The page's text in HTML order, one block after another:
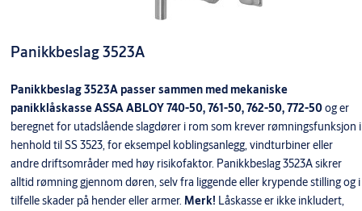
Panikkbeslag 3523A
Panikkbeslag 3523A passer sammen med mekaniske
panikklåskasse ASSA ABLOY 740-50, 761-50, 762-50, 772-50og er
beregnet for utadslående slagdører i rom som krever rømningsfunksjon i
henhold til SS 3523, for eksempel koblingsanlegg, vindturbiner eller
andre driftsområder med høy risikofaktor. Panikkbeslag 3523A sikrer
alltid rømning gjennom døren, selv fra liggende eller krypende stilling og i
tilfelle skader på hender eller armer. Merk! Låskasse er ikke inkludert,